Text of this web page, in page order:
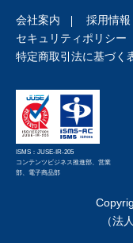
会社案内 採用情報
セキュリティポリシー
特定商取引法に基づく
ISMS：JUSE-IR-205
コンテンツビジネス推進部、営業
部、電子商品部
（法